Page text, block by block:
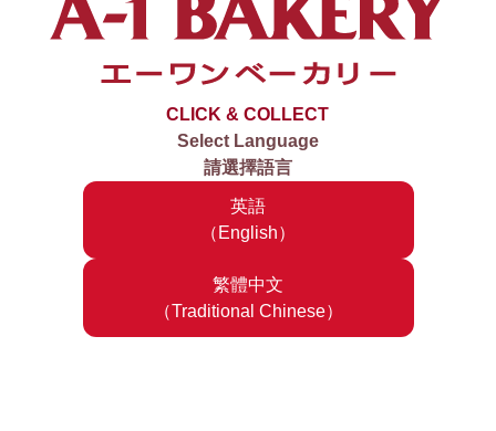
CLICK & COLLECT
Select Language
請選擇語言
英語
（English）
繁體中文
（Traditional Chinese）